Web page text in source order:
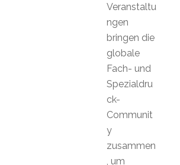
Veranstaltu
ngen
bringen die
globale
Fach- und
Spezialdru
ck-
Communit
y
zusammen
, um